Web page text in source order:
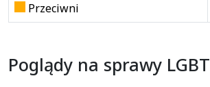
Przeciwni
Poglądy na sprawy LGBT